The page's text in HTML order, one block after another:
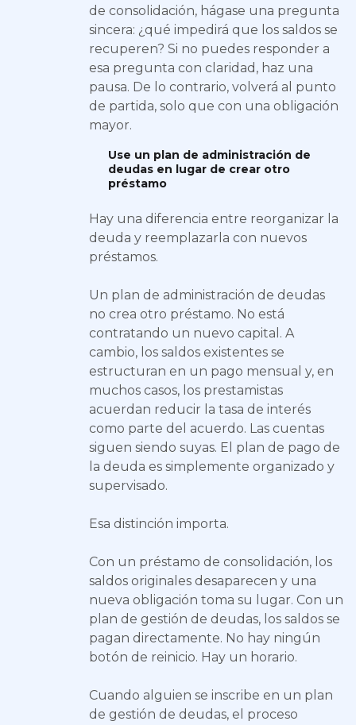
de consolidación, hágase una pregunta
sincera: ¿qué impedirá que los saldos se
recuperen? Si no puedes responder a
esa pregunta con claridad, haz una
pausa. De lo contrario, volverá al punto
de partida, solo que con una obligación
mayor.
Use un plan de administración de
deudas en lugar de crear otro
préstamo
Hay una diferencia entre reorganizar la
deuda y reemplazarla con nuevos
préstamos.
Un plan de administración de deudas
no crea otro préstamo. No está
contratando un nuevo capital. A
cambio, los saldos existentes se
estructuran en un pago mensual y, en
muchos casos, los prestamistas
acuerdan reducir la tasa de interés
como parte del acuerdo. Las cuentas
siguen siendo suyas. El plan de pago de
la deuda es simplemente organizado y
supervisado.
Esa distinción importa.
Con un préstamo de consolidación, los
saldos originales desaparecen y una
nueva obligación toma su lugar. Con un
plan de gestión de deudas, los saldos se
pagan directamente. No hay ningún
botón de reinicio. Hay un horario.
Cuando alguien se inscribe en un plan
de gestión de deudas, el proceso